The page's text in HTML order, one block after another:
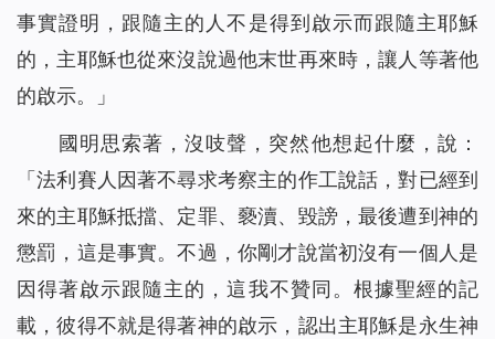
事實證明，跟隨主的人不是得到啟示而跟隨主耶穌
的，主耶穌也從來沒說過他末世再來時，讓人等著他
的啟示。」
國明思索著，沒吱聲，突然他想起什麼，說：
「法利賽人因著不尋求考察主的作工說話，對已經到
來的主耶穌抵擋、定罪、褻瀆、毀謗，最後遭到神的
懲罰，這是事實。不過，你剛才說當初沒有一個人是
因得著啟示跟隨主的，這我不贊同。根據聖經的記
載，彼得不就是得著神的啟示，認出主耶穌是永生神